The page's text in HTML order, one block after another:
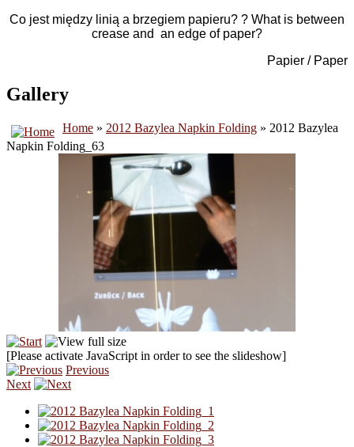
Co jest między linią a brzegiem papieru? ? What is between
crease and an edge of paper?
Papier / Paper
Gallery
Home » 2012 Bazylea Napkin Folding » 2012 Bazylea
Napkin Folding_63
[Please activate JavaScript in order to see the slideshow]
Previous
Next